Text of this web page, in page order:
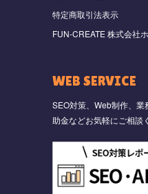
特定商取引法表示
FUN-CREATE 株式会社
WEB SERVICE
SEO対策、Web制作、
助金などお気軽にご相談